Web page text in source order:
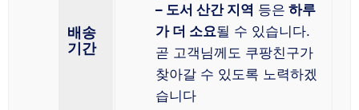
배송
기간
– 도서 산간 지역 등은 하루
가 더 소요될 수 있습니다.
곧 고객님께도 쿠팡친구가
찾아갈 수 있도록 노력하겠
습니다